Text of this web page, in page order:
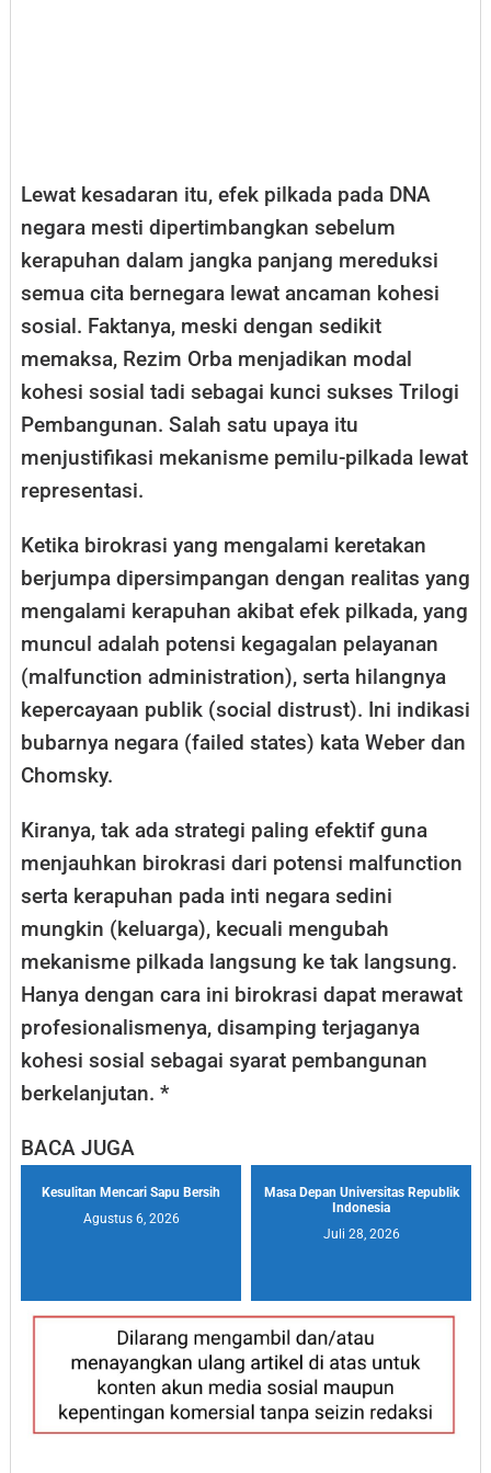
Lewat kesadaran itu, efek pilkada pada DNA
negara mesti dipertimbangkan sebelum
kerapuhan dalam jangka panjang mereduksi
semua cita bernegara lewat ancaman kohesi
sosial. Faktanya, meski dengan sedikit
memaksa, Rezim Orba menjadikan modal
kohesi sosial tadi sebagai kunci sukses Trilogi
Pembangunan. Salah satu upaya itu
menjustifikasi mekanisme pemilu-pilkada lewat
representasi.
Ketika birokrasi yang mengalami keretakan
berjumpa dipersimpangan dengan realitas yang
mengalami kerapuhan akibat efek pilkada, yang
muncul adalah potensi kegagalan pelayanan
(malfunction administration), serta hilangnya
kepercayaan publik (social distrust). Ini indikasi
bubarnya negara (failed states) kata Weber dan
Chomsky.
Kiranya, tak ada strategi paling efektif guna
menjauhkan birokrasi dari potensi malfunction
serta kerapuhan pada inti negara sedini
mungkin (keluarga), kecuali mengubah
mekanisme pilkada langsung ke tak langsung.
Hanya dengan cara ini birokrasi dapat merawat
profesionalismenya, disamping terjaganya
kohesi sosial sebagai syarat pembangunan
berkelanjutan. *
BACA JUGA
Kesulitan Mencari Sapu Bersih
Agustus 6, 2026
Masa Depan Universitas Republik
Indonesia
Juli 28, 2026